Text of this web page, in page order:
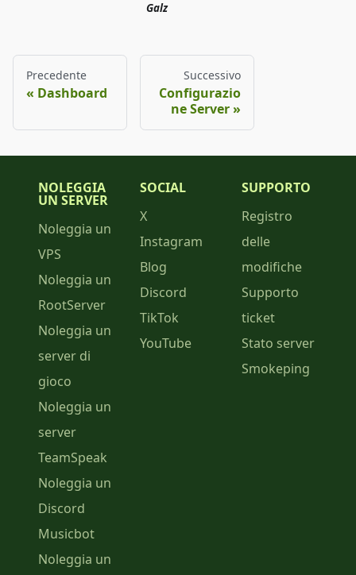
Galz
Precedente
Dashboard
Successivo
Configurazio
ne Server
NOLEGGIA
UN SERVER
Noleggia un
VPS
Noleggia un
RootServer
Noleggia un
server di
gioco
Noleggia un
server
TeamSpeak
Noleggia un
Discord
Musicbot
Noleggia un
SOCIAL
X
Instagram
Blog
Discord
TikTok
YouTube
SUPPORTO
Registro
delle
modifiche
Supporto
ticket
Stato server
Smokeping